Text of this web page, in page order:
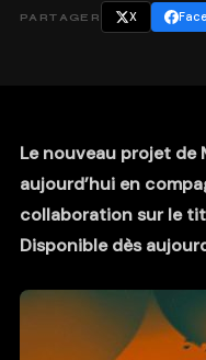
PARTAGER X
Le nouveau projet de
aujourd’hui en
collaboration sur le
Disponible dès